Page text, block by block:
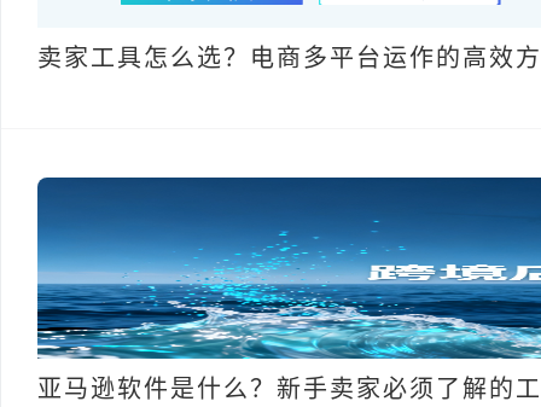
卖家工具怎么选？电商多平台运作的高效
亚马逊软件是什么？新手卖家必须了解的